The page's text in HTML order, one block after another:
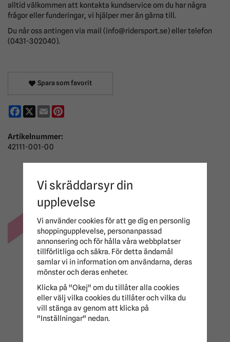
alltid välkommen att kontakta kundservice om du har några
frågor eller funderingar, vi hjälper mer än gärna till.
Du når oss antingen via mail (info@ridersport.se) eller telefon
(0431-302040).
Spara som favorit
Facebook
X Email
Artikelnummer:
42111-001-00
-50%
Kindkedje-gel tunnel
Gel Chain Guard
Acavallo
85 kr 169 kr
Vi skräddarsyr din
upplevelse
Vi använder cookies för att ge dig en personlig
shoppingupplevelse, personanpassad
annonsering och för hålla våra webbplatser
tillförlitliga och säkra. För detta ändamål
samlar vi in information om användarna, deras
mönster och deras enheter.
Klicka på "Okej" om du tillåter alla cookies
eller välj vilka cookies du tillåter och vilka du
vill stänga av genom att klicka på
"Inställningar" nedan.